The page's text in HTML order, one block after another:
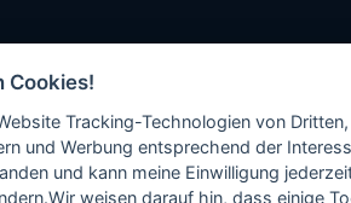
Cookies!
Tracking-Technologien von
und Werbung entsprechend der
und kann meine Einwilligung
weisen darauf hin, dass einige